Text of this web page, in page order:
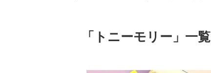
「 トニーモリー 」 一覧